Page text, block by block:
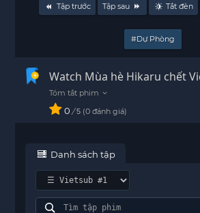
Tập trước Tập sau Tắt đèn
#Dự Phòng
0 / 5 0 đánh giá
Danh sách tập